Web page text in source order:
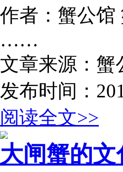
作者：蟹公馆
……
文章来源：蟹
发布时间：
阅读全文>>
大闸蟹的